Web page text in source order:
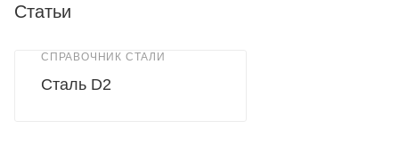
Статьи
СПРАВОЧНИК СТАЛИ
Сталь D2